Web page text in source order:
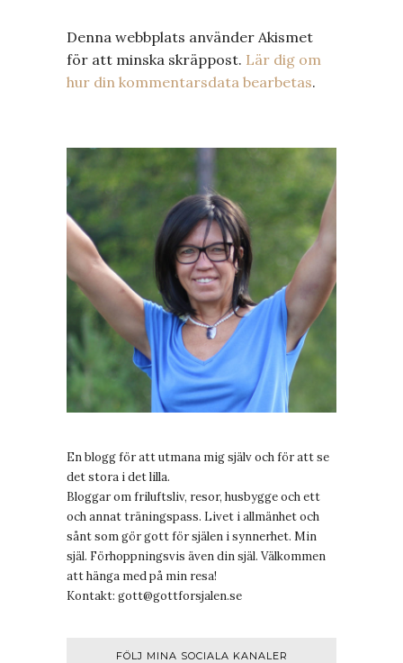
Denna webbplats använder Akismet
för att minska skräppost. Lär dig om
hur din kommentarsdata bearbetas.
En blogg för att utmana mig själv och för att se
det stora i det lilla.
Bloggar om friluftsliv, resor, husbygge och ett
och annat träningspass. Livet i allmänhet och
sånt som gör gott för själen i synnerhet. Min
själ. Förhoppningsvis även din själ. Välkommen
att hänga med på min resa!
Kontakt: gott@gottforsjalen.se
FÖLJ MINA SOCIALA KANALER